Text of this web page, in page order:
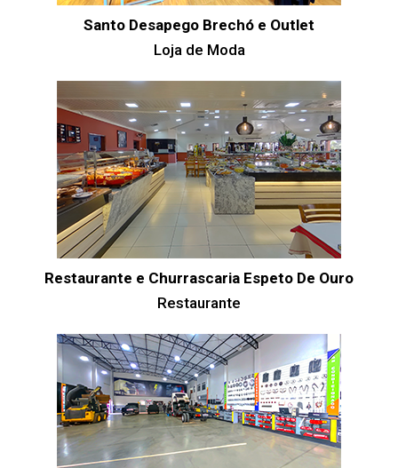
Santo Desapego Brechó e Outlet
Loja de Moda
Restaurante e Churrascaria Espeto De Ouro
Restaurante